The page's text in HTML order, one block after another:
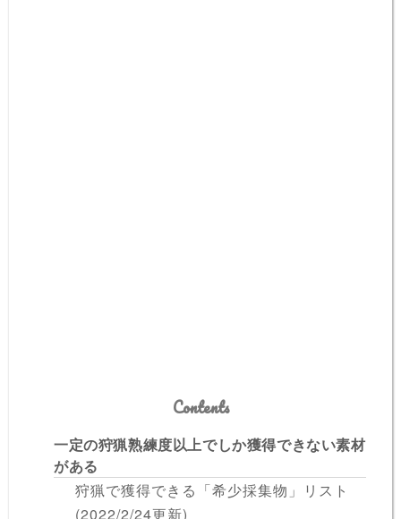
Contents
一定の狩猟熟練度以上でしか獲得できない素材
がある
狩猟で獲得できる「希少採集物」リスト
(2022/2/24更新)